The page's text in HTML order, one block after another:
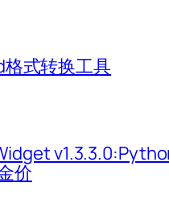
式转换工具
价